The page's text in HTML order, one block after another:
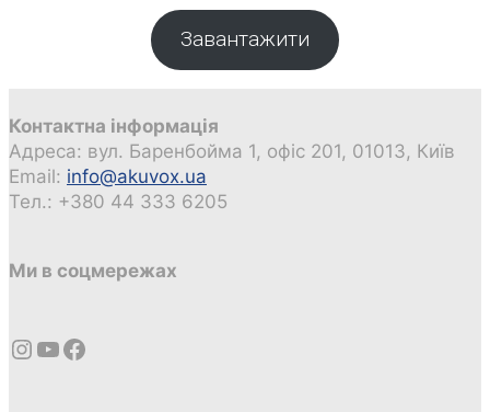
Завантажити
Контактна інформація
Адреса: вул. Баренбойма 1, офіс 201, 01013, Київ
Email: info@akuvox.ua
Тел.: +380 44 333 6205
Ми в соцмережах
Instagram
YouTube
Facebook